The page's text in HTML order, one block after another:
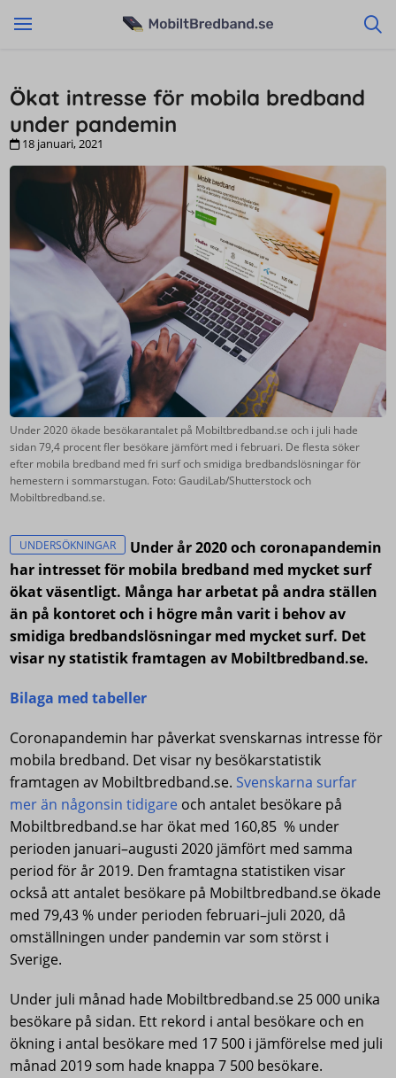
Ökat intresse för mobila bredband
under pandemin
18 januari, 2021
Under 2020 ökade besökarantalet på Mobiltbredband.se och i juli hade
sidan 79,4 procent fler besökare jämfört med i februari. De flesta söker
efter mobila bredband med fri surf och smidiga bredbandslösningar för
hemestern i sommarstugan. Foto: GaudiLab/Shutterstock och
Mobiltbredband.se.
UNDERSÖKNINGAR
Under år 2020 och coronapandemin
har intresset för mobila bredband med mycket surf
ökat väsentligt. Många har arbetat på andra ställen
än på kontoret och i högre mån varit i behov av
smidiga bredbandslösningar med mycket surf. Det
visar ny statistik framtagen av Mobiltbredband.se.
Bilaga med tabeller
Coronapandemin har påverkat svenskarnas intresse för
mobila bredband. Det visar ny besökarstatistik
framtagen av Mobiltbredband.se. Svenskarna surfar
mer än någonsin tidigare och antalet besökare på
Mobiltbredband.se har ökat med 160,85 % under
perioden januari–augusti 2020 jämfört med samma
period för år 2019. Den framtagna statistiken visar
också att antalet besökare på Mobiltbredband.se ökade
med 79,43 % under perioden februari–juli 2020, då
omställningen under pandemin var som störst i
Sverige.
Under juli månad hade Mobiltbredband.se 25 000 unika
besökare på sidan. Ett rekord i antal besökare och en
ökning i antal besökare med 17 500 i jämförelse med juli
månad 2019 som hade knappa 7 500 besökare.